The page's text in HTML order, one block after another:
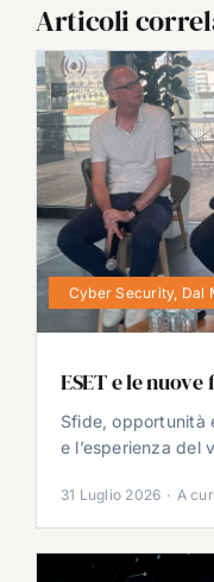
Articoli
Cyber Security, Dal
ESET e le
Sfide, opportunità
e l’esperienza del
31 Luglio 2026 · A